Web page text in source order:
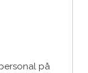
på